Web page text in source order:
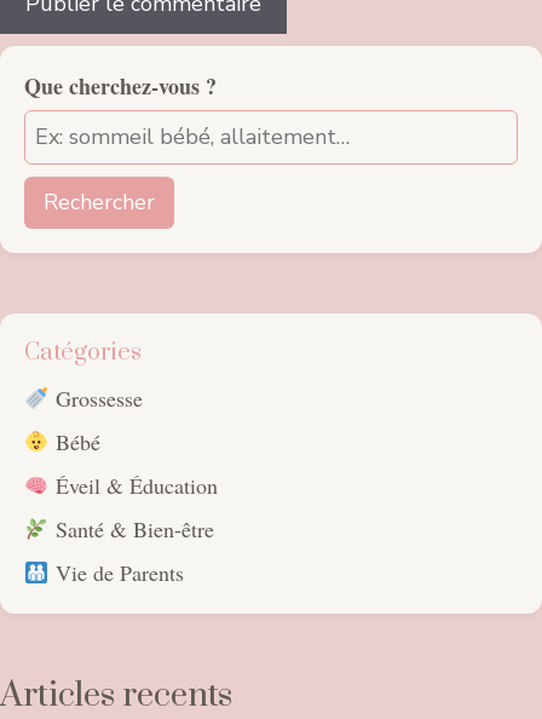
Que cherchez-vous ?
Rechercher
Catégories
Grossesse
Bébé
Éveil & Éducation
Santé & Bien-être
Vie de Parents
Articles recents